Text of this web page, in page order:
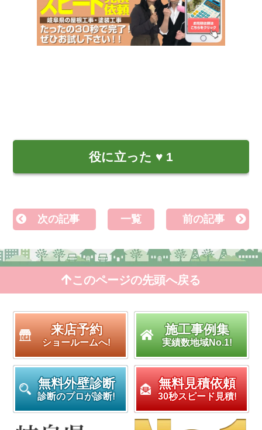
役に立った ♥ 1
次の記事 一覧 前の記事
このページの先頭へ戻る
来店予約
ショールームへ!
施工事例集
実績数地域No.1!
無料外壁診断
診断のプロが診断!
無料見積依頼
30秒スピード見積!